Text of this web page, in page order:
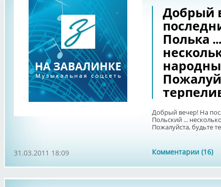
Добрый
Полька
Добрый вечер! На
Польский ...
Пожалуйста, будьте
Комментарии (16)
31.03.2011 18:09